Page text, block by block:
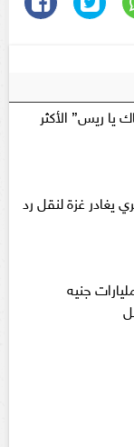
ريس” الأكثر
يغادر غزة لنقل رد
لدينا فائض 105 مليارات جنيه